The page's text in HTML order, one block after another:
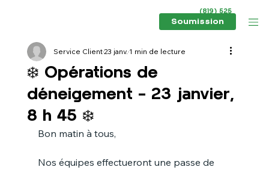
(819) 525
6434
Soumission
❄️ Opérations de
déneigement – 23 janvier,
8 h 45 ❄️
Service Client23 janv.1 min de lecture
Bon matin à tous,
Nos équipes effectueront une passe de